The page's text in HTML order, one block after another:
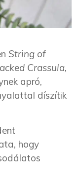
String of
Crassula,
apró,
díszítik
hogy